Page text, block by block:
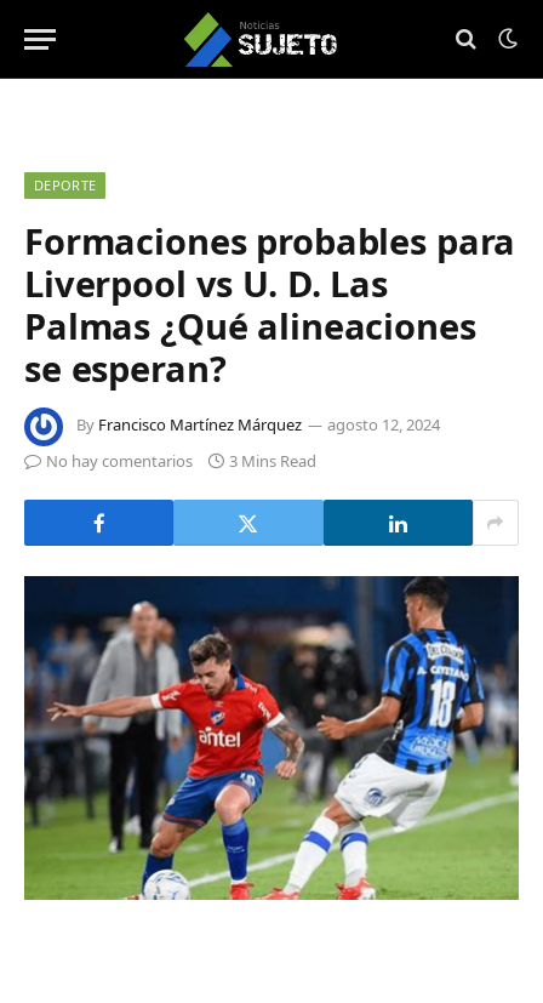
DEPORTE
Formaciones probables para
Liverpool vs U. D. Las
Palmas ¿Qué alineaciones
se esperan?
By Francisco Martínez Márquez
agosto 12, 2024
No hay comentarios
3 Mins Read